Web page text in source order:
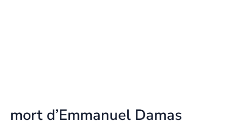
mort d’Emmanuel Damas